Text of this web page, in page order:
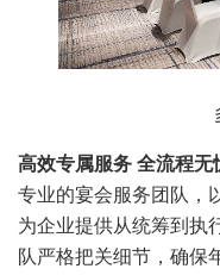
高效专属服务全流程无
专业的宴会服务团队，
为企业提供从统筹到执
队严格把关细节，确保